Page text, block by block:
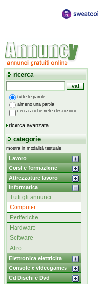
ricerca
tutte le parole
almeno una parola
cerca anche nelle descrizioni
ricerca avanzata
categorie
mostra in modalità testuale
Lavoro
Corsi e formazione
Attrezzature lavoro
Informatica
Tutti gli annunci
Computer
Periferiche
Hardware
Software
Altro
Elettronica elettricita
Console e videogames
Cd Dischi e Dvd